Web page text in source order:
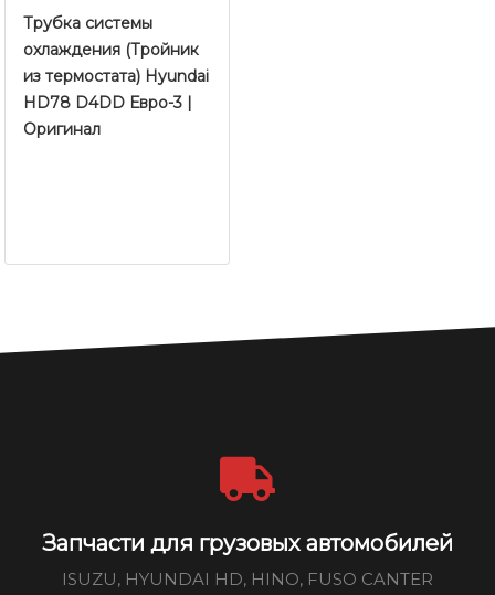
Трубка системы
охлаждения (Тройник
из термостата) Hyundai
HD78 D4DD Евро-3 |
Оригинал
Запчасти для грузовых автомобилей
ISUZU, HYUNDAI HD, HINO, FUSO CANTER